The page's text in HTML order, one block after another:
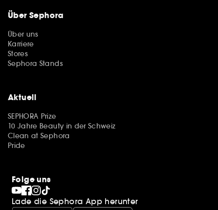
Über Sephora
Über uns
Karriere
Stores
Sephora Stands
Aktuell
SEPHORA Prize
10 Jahre Beauty in der Schweiz
Clean at Sephora
Pride
Folge uns
Lade die Sephora App herunter